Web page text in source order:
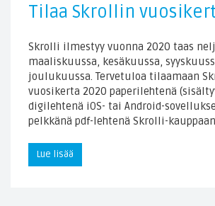
Tilaa Skrollin
Skrolli ilmestyy vuonna 2020 taas
maaliskuussa, kesäkuussa,
joulukuussa. Tervetuloa tilaamaan
vuosikerta 2020 paperilehtenä
digilehtenä iOS- tai Android-
pelkkänä pdf-lehtenä Skrolli-kauppaan.
Lue lisää